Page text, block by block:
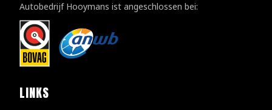
Autobedrijf Hooymans ist angeschlossen bei:
LINKS